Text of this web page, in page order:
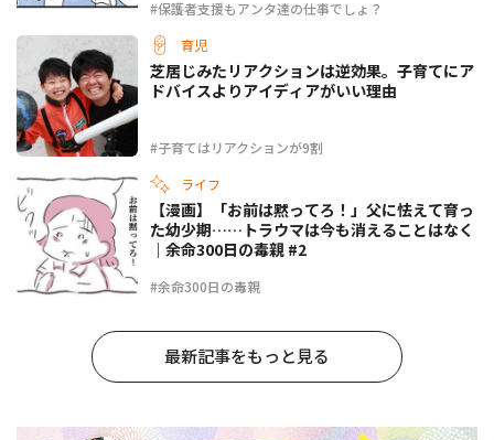
#保護者支援もアンタ達の仕事でしょ？
育児
#子育てはリアクションが9割
芝居じみたリアクションは逆効果。子育てにア
ドバイスよりアイディアがいい理由
ライフ
#余命300日の毒親
【漫画】「お前は黙ってろ！」父に怯えて育っ
た幼少期……トラウマは今も消えることはなく
｜余命300日の毒親 #2
最新記事をもっと見る